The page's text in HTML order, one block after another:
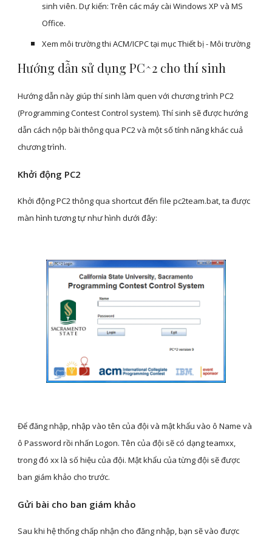
sinh viên. Dự kiến: Trên các máy cài Windows XP và MS
Office.
Xem môi trường thi ACM/ICPC tại mục Thiết bị - Môi trường
Hướng dẫn sử dụng PC^2 cho thí sinh
Hướng dẫn này giúp thí sinh làm quen với chương trình PC2
(Programming Contest Control system). Thí sinh sẽ được hướng
dẫn cách nộp bài thông qua PC2 và một số tính năng khác cuả
chương trình.
Khởi động PC2
Khởi động PC2 thông qua shortcut đến file pc2team.bat, ta được
màn hình tương tự như hình dưới đây:
Để đăng nhập, nhập vào tên của đội và mật khẩu vào ô Name và
ô Password rồi nhấn Logon. Tên của đội sẽ có dạng teamxx,
trong đó xx là số hiệu của đội. Mật khẩu của từng đội sẽ được
ban giám khảo cho trước.
Gửi bài cho ban giám khảo
Sau khi hệ thống chấp nhận cho đăng nhập, bạn sẽ vào được